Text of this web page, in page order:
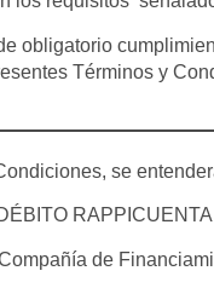
obligatorio
Términos y
se
de